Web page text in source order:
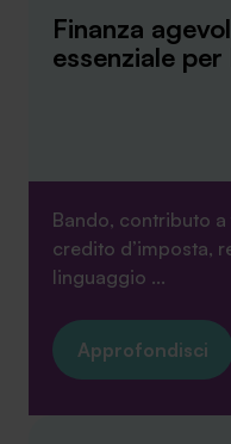
Finanza
essenziale
Bando, contributo
credito d’imposta,
linguaggio ...
Approfondisci